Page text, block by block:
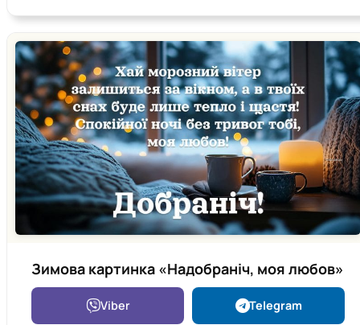
Зимова картинка «Надобраніч, моя любов»
Viber Telegram